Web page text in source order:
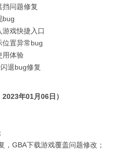
问题修复
bug
戏快捷入口
位置异常bug
用体验
退bug修复
年01月06日）
GBA下载游戏覆盖问题修改；